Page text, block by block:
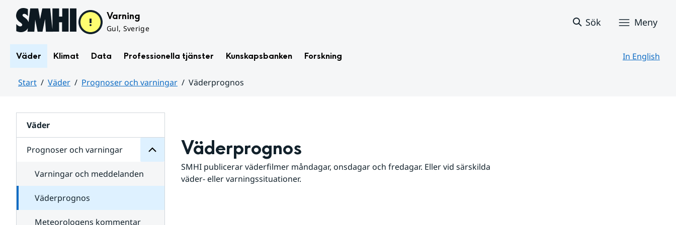
Hoppa till sidans innehåll Varning
Gul, Sverige
Sök Meny
Väder Klimat Data Professionella tjänster Kunskapsbanken Forskning In English
Start Väder Prognoser och varningar
Väderprognos
Väder
Prognoser och varningar
för
varningar
Varningar och meddelanden
Väderprognos
Meteorologens kommentar
Väderprognos
SMHI publicerar väderfilmer måndagar, onsdagar och fredagar. Eller vid särskilda
väder- eller varningssituationer.